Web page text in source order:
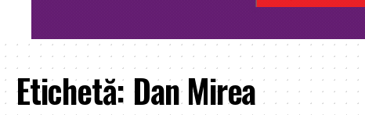
Etichetă: Dan Mirea